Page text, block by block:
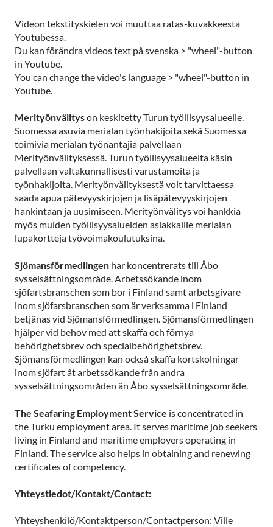
Videon tekstityskielen voi muuttaa ratas-kuvakkeesta
Youtubessa.
Du kan förändra videos text på svenska > "wheel"-button
in Youtube.
You can change the video's language > "wheel"-button in
Youtube.
Merityönvälityson keskitetty Turun työllisyysalueelle.
Suomessa asuvia merialan työnhakijoita sekä Suomessa
toimivia merialan työnantajia palvellaan
Merityönvälityksessä. Turun työllisyysalueelta käsin
palvellaan valtakunnallisesti varustamoita ja
työnhakijoita. Merityönvälityksestä voit tarvittaessa
saada apua pätevyyskirjojen ja lisäpätevyyskirjojen
hankintaan ja uusimiseen. Merityönvälitys voi hankkia
myös muiden työllisyysalueiden asiakkaille merialan
lupakortteja työvoimakoulutuksina.
Sjömansförmedlingen har koncentrerats till Åbo
sysselsättningsområde. Arbetssökande inom
sjöfartsbranschen som bor i Finland samt arbetsgivare
inom sjöfarsbranschen som är verksamma i Finland
betjänas vid Sjömansförmedlingen. Sjömansförmedlingen
hjälper vid behov med att skaffa och förnya
behörighetsbrev och specialbehörighetsbrev.
Sjömansförmedlingen kan också skaffa kortskolningar
inom sjöfart åt arbetssökande från andra
sysselsättningsområden än Åbo sysselsättningsområde.
The Seafaring Employment Service is concentrated in
the Turku employment area. It serves maritime job seekers
living in Finland and maritime employers operating in
Finland. The service also helps in obtaining and renewing
certificates of competency.
Yhteystiedot/Kontakt/Contact:
Yhteyshenkilö/Kontaktperson/Contactperson: Ville